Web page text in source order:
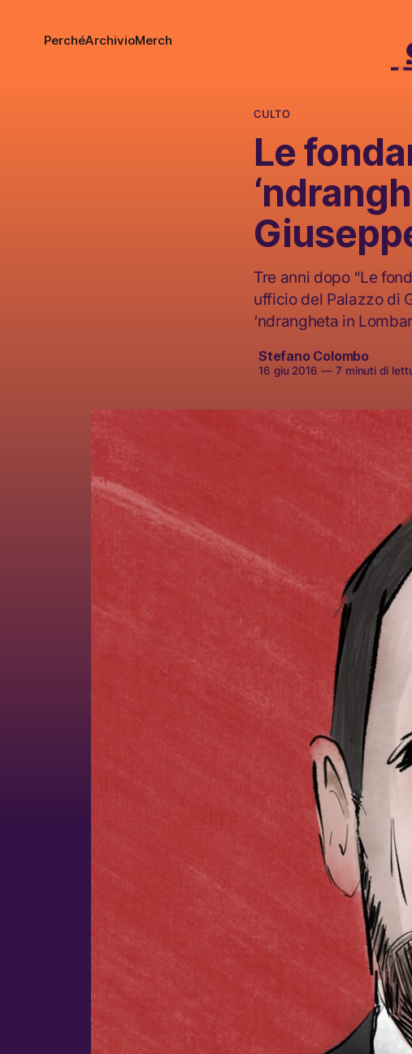
PerchéArchivioMerch
CULTO
Le
Tre anni dopo “Le
ufficio del Palazzo di
‘ndrangheta in
Stefano Colombo
16 giu 2016 —7 minuti di